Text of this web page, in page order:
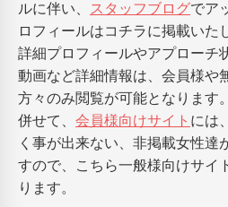
ルに伴い、
スタッフブログでア
ロフィールはコチラに掲載いた
詳細プロフィールやアプローチ
動画など詳細情報は、会員様や
方々のみ閲覧が可能となります。
併せて、 会員様向けサイト には
く事が出来ない、非掲載女性達
すので、こちら一般様向けサイ
ります。